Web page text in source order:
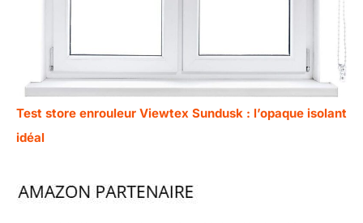
Test store enrouleur Viewtex Sundusk : l’opaque isolant
idéal